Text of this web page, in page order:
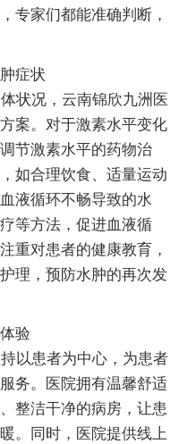
专家们都能准确判断，
症状
状况，云南锦欣九洲医
案。对于激素水平变化
节激素水平的药物治
如合理饮食、适量运动
液循环不畅导致的水
等方法，促进血液循
重对患者的健康教育，
理，预防水肿的再次发
验
以患者为中心，为患者
务。医院拥有温馨舒适
整洁干净的病房，让患
。同时，医院提供线上